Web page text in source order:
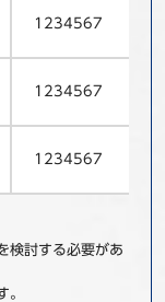
1234567
1234567
1234567
検討する必要があ
。